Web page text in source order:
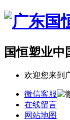
国恒塑业中
欢迎您来到
微信客服
在线留言
网站地图